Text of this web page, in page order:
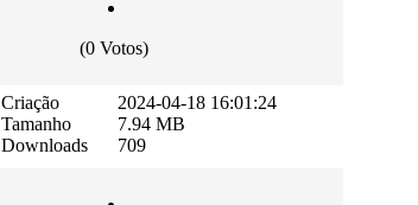
(0 Votos)
Criação
Tamanho
Downloads
2024-04-18 16:01:24
7.94 MB
709